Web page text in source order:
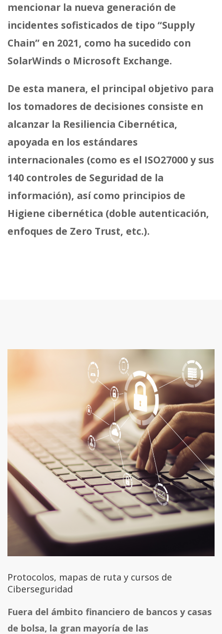
mencionar la nueva generación de
incidentes sofisticados de tipo “Supply
Chain” en 2021, como ha sucedido con
SolarWinds o Microsoft Exchange.
De esta manera, el principal objetivo para
los tomadores de decisiones consiste en
alcanzar la Resiliencia Cibernética,
apoyada en los estándares
internacionales (como es el ISO27000 y sus
140 controles de Seguridad de la
información), así como principios de
Higiene cibernética (doble autenticación,
enfoques de Zero Trust, etc.).
Protocolos, mapas de ruta y cursos de
Ciberseguridad
Fuera del ámbito financiero de bancos y casas
de bolsa, la gran mayoría de las